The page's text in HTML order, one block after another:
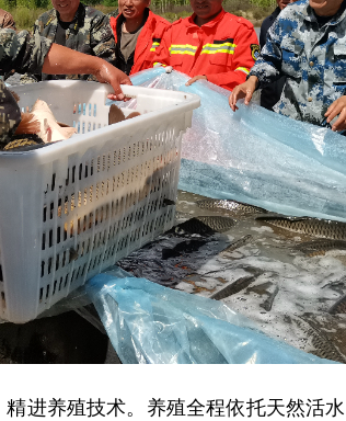
养殖技术。养殖全程依托天然活